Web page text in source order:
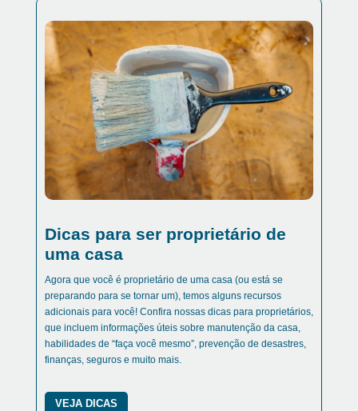
Dicas para ser proprietário de
uma casa
Agora que você é proprietário de uma casa (ou está se
preparando para se tornar um), temos alguns recursos
adicionais para você! Confira nossas dicas para proprietários,
que incluem informações úteis sobre manutenção da casa,
habilidades de “faça você mesmo”, prevenção de desastres,
finanças, seguros e muito mais.
VEJA DICAS